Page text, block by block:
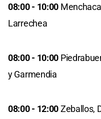
08:00 - 10:00
Larrechea
08:00 - 10:00
y Garmendia
08:00 - 12:00Zeballos,